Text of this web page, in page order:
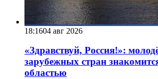
18:1604 авг 2026
«Здравствуй, Россия!»:
зарубежных стран
областью